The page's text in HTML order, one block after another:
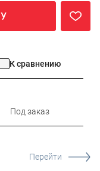
К сравнению
Под заказ
Перейти